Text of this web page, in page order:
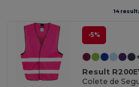
14
-5%
Result
Colete de